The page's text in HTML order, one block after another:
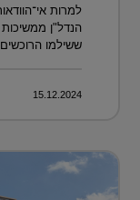
למרות
הנדל"ן
ששילמו
15.12.2024